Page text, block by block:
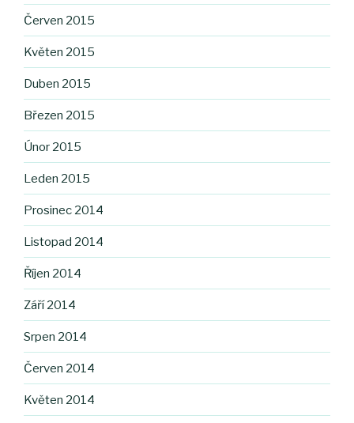
Červen 2015
Květen 2015
Duben 2015
Březen 2015
Únor 2015
Leden 2015
Prosinec 2014
Listopad 2014
Říjen 2014
Září 2014
Srpen 2014
Červen 2014
Květen 2014